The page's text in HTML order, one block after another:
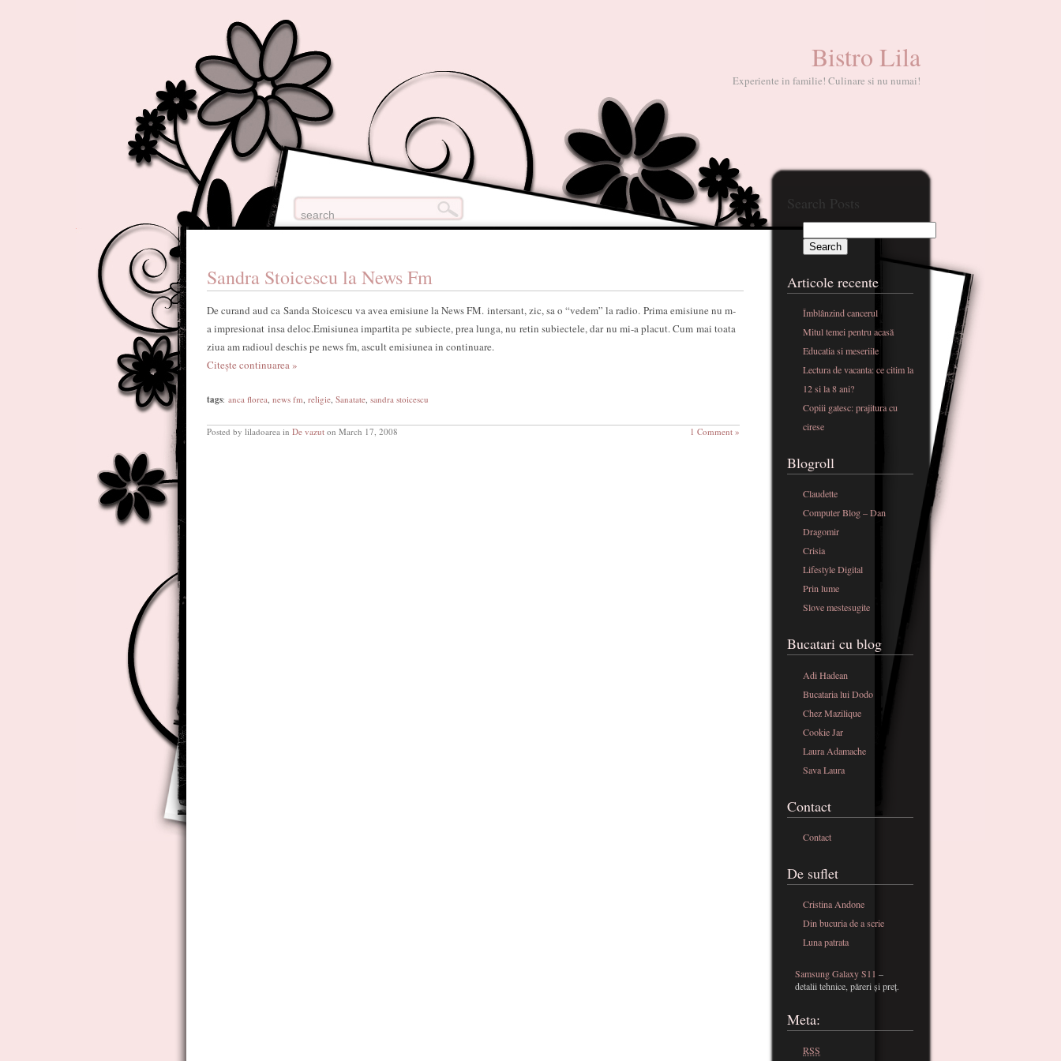
Bistro Lila
Experiente in familie! Culinare si nu numai!
Sandra Stoicescu la News Fm
De curand aud ca Sanda Stoicescu va avea emisiune la News FM. intersant, zic, sa o “vedem” la radio. Prima emisiune nu m-
a impresionat insa deloc.Emisiunea impartita pe subiecte, prea lunga, nu retin subiectele, dar nu mi-a placut. Cum mai toata
ziua am radioul deschis pe news fm, ascult emisiunea in continuare.
Citește continuarea »
tags: anca florea, news fm, religie, Sanatate, sandra stoicescu
Posted by liladoarea in De vazut on March 17, 2008 1 Comment »
Search Posts
Articole recente
Îmblânzind cancerul
Mitul temei pentru acasă
Educatia si meseriile
Lectura de vacanta: ce citim la
12 si la 8 ani?
Copiii gatesc: prajitura cu
cirese
Blogroll
Claudette
Computer Blog – Dan
Dragomir
Crisia
Lifestyle Digital
Prin lume
Slove mestesugite
Bucatari cu blog
Adi Hadean
Bucataria lui Dodo
Chez Mazilique
Cookie Jar
Laura Adamache
Sava Laura
Contact
Contact
De suflet
Cristina Andone
Din bucuria de a scrie
Luna patrata
Samsung Galaxy S11 –
detalii tehnice, păreri și preț.
Meta:
RSS